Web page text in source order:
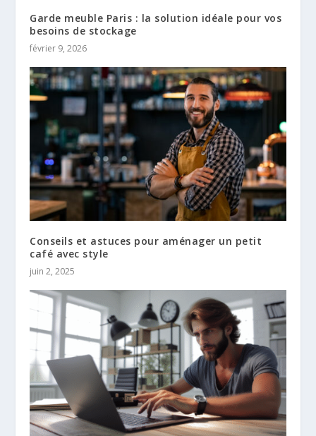
Garde meuble Paris : la solution idéale pour vos
besoins de stockage
février 9, 2026
Conseils et astuces pour aménager un petit
café avec style
juin 2, 2025